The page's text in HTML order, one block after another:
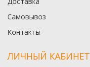
Самовывоз
Контакты
ЛИЧНЫЙ КАБИНЕТ